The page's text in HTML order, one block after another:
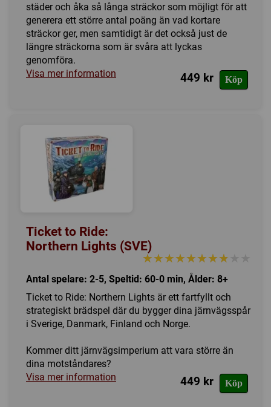
städer och åka så långa sträckor som möjligt för att
generera ett större antal poäng än vad kortare
sträckor ger, men samtidigt är det också just de
längre sträckorna som är svåra att lyckas
genomföra.
Visa mer information
Köp
449 kr
Ticket to Ride:
Northern Lights (SVE)
★★★★★★★★★★
★★★★★★★★★★
Antal spelare: 2-5, Speltid: 60-0 min, Ålder: 8+
Ticket to Ride: Northern Lights är ett fartfyllt och
strategiskt brädspel där du bygger dina järnvägsspår
i Sverige, Danmark, Finland och Norge.
Kommer ditt järnvägsimperium att vara större än
dina motståndares?
Visa mer information
Köp
449 kr